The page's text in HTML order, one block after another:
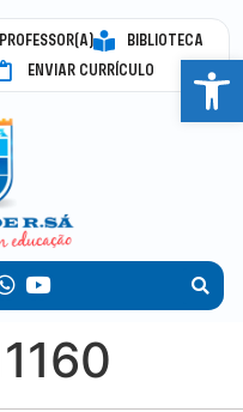
BIBLIOTECA
ENVIAR CURRÍCULO Abrir